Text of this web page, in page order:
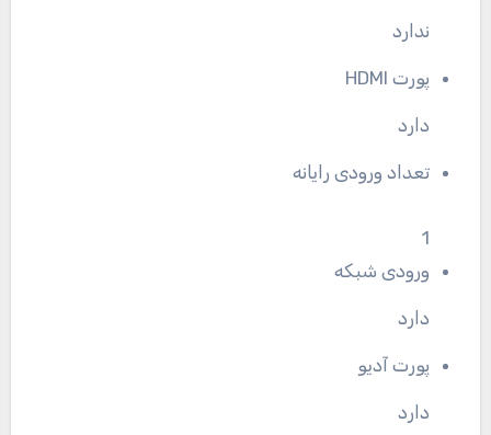
ندارد
پورت HDMI
دارد
تعداد ورودی رایانه
1
ورودی شبکه
دارد
پورت آدیو
دارد